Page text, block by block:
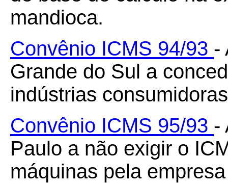
mandioca.
Convênio ICMS 94/93 -
Grande do Sul a
indústrias
Convênio ICMS 95/93 -
Paulo a não exigir o
máquinas pela